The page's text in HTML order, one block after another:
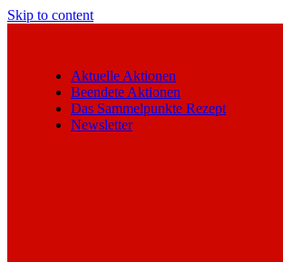
Skip to content
Aktuelle Aktionen
Beendete Aktionen
Das Sammelpunkte Rezept
Newsletter